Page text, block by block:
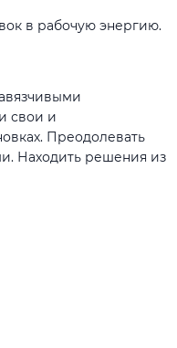
в рабочую энергию.
свои и
Преодолевать
Находить решения из